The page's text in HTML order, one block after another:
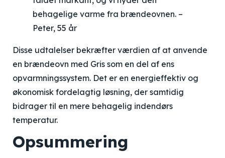
behagelige varme fra brændeovnen. –
Peter, 55 år
Disse udtalelser bekræfter værdien af at anvende
en brændeovn med Gris som en del af ens
opvarmningssystem. Det er en energieffektiv og
økonomisk fordelagtig løsning, der samtidig
bidrager til en mere behagelig indendørs
temperatur.
Opsummering